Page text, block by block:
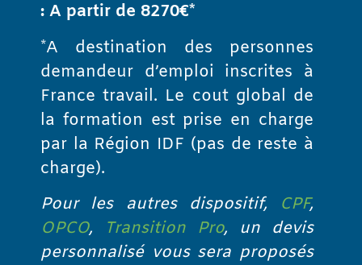
: A partir de 8270€*
*A destination des personnes
demandeur d’emploi inscrites à
France travail. Le cout global de
la formation est prise en charge
par la Région IDF (pas de reste à
charge).
Pour les autres dispositif,
CPF,
OPCO, Transition Pro, un devis
personnalisé vous sera proposés